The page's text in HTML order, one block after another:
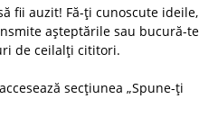
fii auzit! Fă-ți cunoscute ideile,
așteptările sau bucură-te
de ceilalți cititori.
secțiunea „Spune-ți